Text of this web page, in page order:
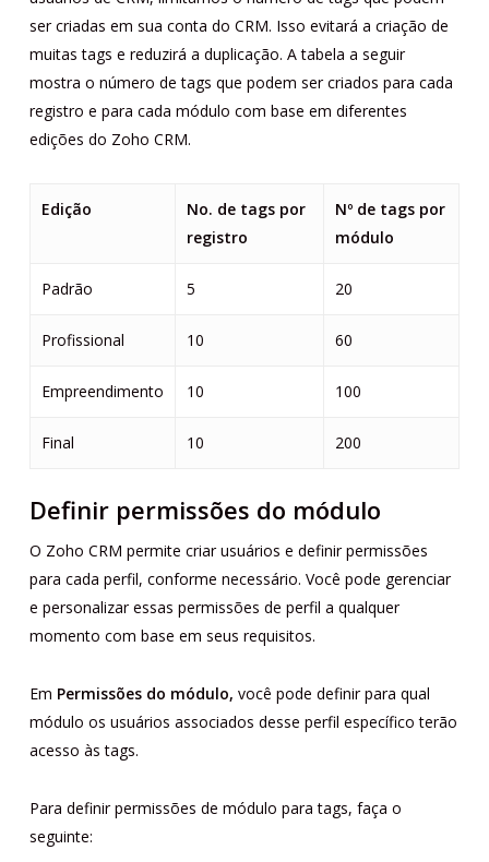
ser criadas em sua conta do CRM. Isso evitará a criação de
muitas tags e reduzirá a duplicação. A tabela a seguir
mostra o número de tags que podem ser criados para cada
registro e para cada módulo com base em diferentes
edições do Zoho CRM.
Edição
No. de tags por
registro
Nº de tags por
módulo
Padrão 5 20
Profissional 10 60
Empreendimento 10 100
Final 10 200
Definir permissões do módulo
O Zoho CRM permite criar usuários e definir permissões
para cada perfil, conforme necessário. Você pode gerenciar
e personalizar essas permissões de perfil a qualquer
momento com base em seus requisitos.
Em Permissões do módulo, você pode definir para qual
módulo os usuários associados desse perfil específico terão
acesso às tags.
Para definir permissões de módulo para tags, faça o
seguinte: